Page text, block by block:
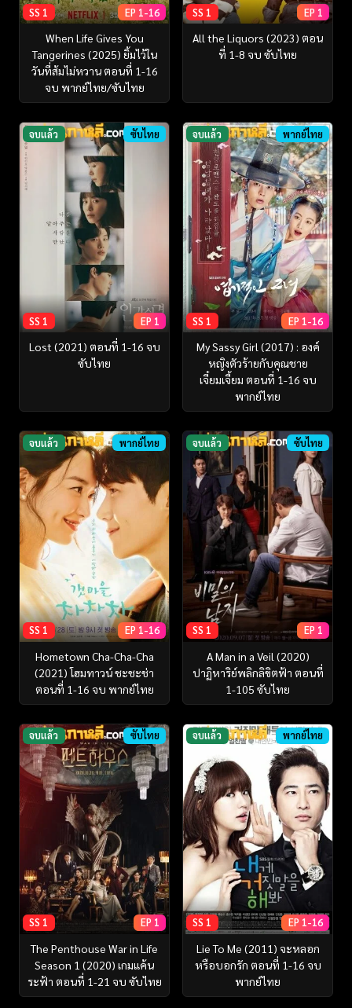
SS 1 EP 1-16
When Life Gives You
Tangerines (2025) ยิ้มไว้ใน
วันที่ส้มไม่หวาน ตอนที่ 1-16
จบ พากย์ไทย/ซับไทย
SS 1 EP 1
All the Liquors (2023) ตอน
ที่ 1-8 จบ ซับไทย
จบแล้ว ซับไทย
SS 1 EP 1
Lost (2021) ตอนที่ 1-16 จบ
ซับไทย
จบแล้ว พากย์ไทย
SS 1 EP 1-16
My Sassy Girl (2017) : องค์
หญิงตัวร้ายกับคุณชาย
เจี๋ยมเจี้ยม ตอนที่ 1-16 จบ
พากย์ไทย
จบแล้ว พากย์ไทย
SS 1 EP 1-16
Hometown Cha-Cha-Cha
(2021) โฮมทาวน์ ชะชะช่า
ตอนที่ 1-16 จบ พากย์ไทย
จบแล้ว ซับไทย
SS 1 EP 1
A Man in a Veil (2020)
ปาฏิหาริย์พลิกลิขิตฟ้า ตอนที่
1-105 ซับไทย
จบแล้ว ซับไทย
SS 1 EP 1
The Penthouse War in Life
Season 1 (2020) เกมแค้น
ระฟ้า ตอนที่ 1-21 จบ ซับไทย
จบแล้ว พากย์ไทย
SS 1 EP 1-16
Lie To Me (2011) จะหลอก
หรือบอกรัก ตอนที่ 1-16 จบ
พากย์ไทย